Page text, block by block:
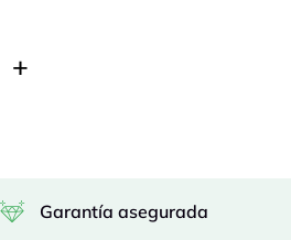
Garantía asegurada